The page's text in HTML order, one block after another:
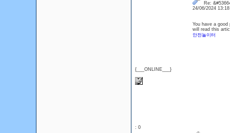
{___ONLINE___}
Re:
24/06/2024
You have a
will read this
안전놀이터
: 0